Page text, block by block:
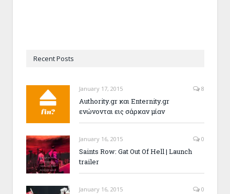
Recent Posts
January 17, 2015 8
Authority.gr και Enternity.gr
ενώνονται εις σάρκαν μίαν
January 16, 2015 0
Saints Row: Gat Out Of Hell | Launch
trailer
January 16, 2015 0